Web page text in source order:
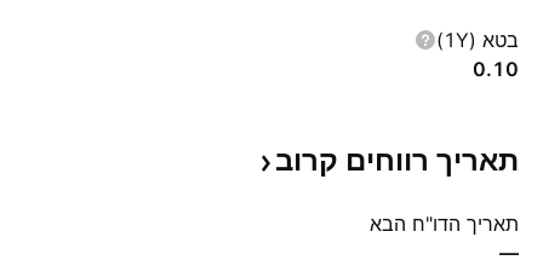
בטא (1Y)
0.10
תאריך רווחים קרוב
תאריך הדו"ח הבא
—